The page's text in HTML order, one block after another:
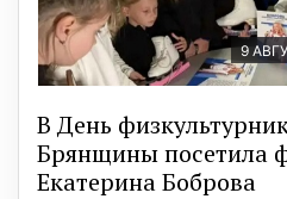
9
В День
Брянщины посетила
Екатерина Боброва